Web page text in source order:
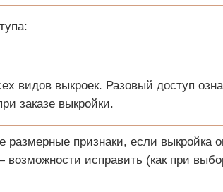
видов выкроек. Разовый доступ
заказе выкройки.
размерные признаки, если
исправить (как при